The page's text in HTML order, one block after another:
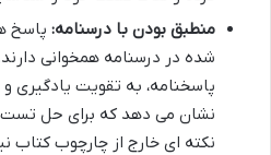
منطبق بودن با درسنامه: پاسخ
شده در درسنامه همخوانی
پاسخنامه، به تقویت
نشان می دهد که برای حل تست
نکته ای خارج از چارچوب کتاب